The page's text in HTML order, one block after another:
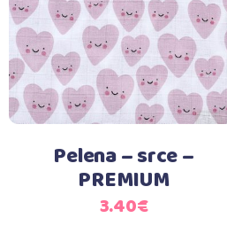
Pelena – srce –
PREMIUM
3.40€